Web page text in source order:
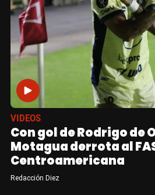
VIDEOS
Con gol de Rodrigo de
Motagua derrota al
Centroamericana
Redacción Diez